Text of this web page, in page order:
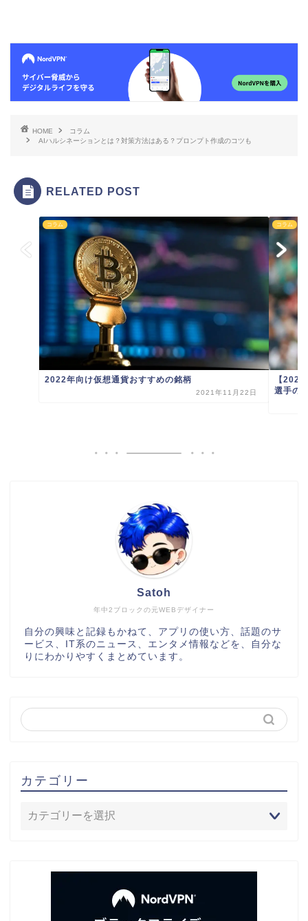
HOME
コラム
AIハルシネーションとは？対策方法はある？プロンプト作成のコツも
RELATED POST
コラム
2022年向け仮想通貨おすすめの銘柄
2021年11月22日
コラム
【
選手の
年中2ブロックの元WEBデザイナー
Satoh
自分の興味と記録もかねて、アプリの使い方、話題のサ
ービス、IT系のニュース、エンタメ情報などを、自分な
りにわかりやすくまとめています。
カテゴリー